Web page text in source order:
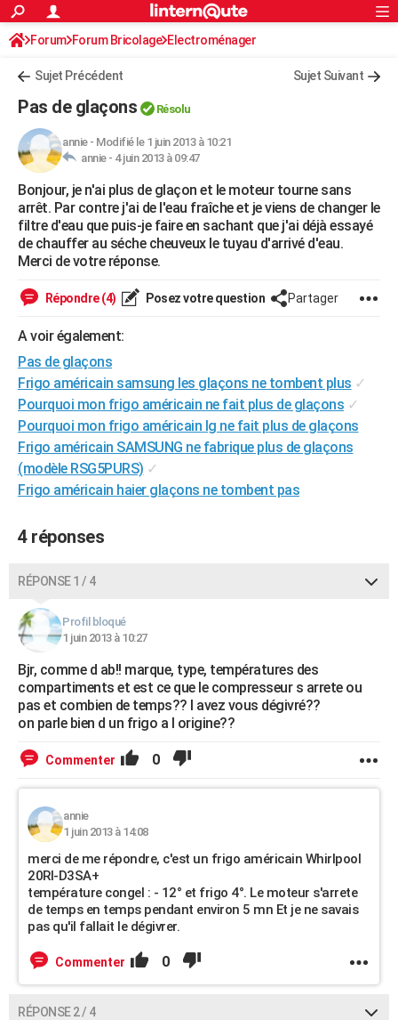
ACTUALITÉS
Politique
Société
Faits Divers
Education
Monde
Villes
+
FINANCE
Retraite
Impôts
Epargne
Immobilier
Risques naturels par ville
Banque
Assurance
Crédit
AUTO
Essais
Réserver un essai
Citadines
Berlines
SUV
Forum auto
+HIGH-TECH
Mobiles
Meilleur smartphone
Internet
Ordinateurs
Jeux vidéo
Guide high-tech
+BRICOLAGE
Forum
Aménagement intérieur
Extérieur
Cuisine
Salle de bains
Jardinage
Rangement
Guides de France
Escapades
Patrimoine
Expositions
Musées
Week-end nature
Art de vivre
Bien-être
Loisirs
Mode
Modes de vie
Alimentation
Guide de la santé
Maladies
Médicaments
Sommeil
VOYAGE
Destinations
City break
Voyage nature
Voyage de noces
PHOTO
GUIDES D'ACHAT
BONS PLANS
CARTE DE VOEUX
COPAINS D'AVANT
S'inscrire
Se connecter
Lycées
Collèges
Primaires
Universités
Entreprises
Service militaire
Avis de recherche
AVIS DE DÉCÈS
FORUM
S'inscrire
Connexion
Forum Forum Bricolage Electroménager
Sujet Précédent Sujet Suivant
Pas de glaçons Résolu
annie- Modifié le 1 juin 2013 à 10:21
annie - 4 juin 2013 à 09:47
Bonjour, je n'ai plus de glaçon et le moteur tourne sans
arrêt. Par contre j'ai de l'eau fraîche et je viens de changer le
filtre d'eau que puis-je faire en sachant que j'ai déjà essayé
de chauffer au séche cheuveux le tuyau d'arrivé d'eau.
Merci de votre réponse.
Répondre (4) Posez votre question Partager
A voir également:
Pas de glaçons
Frigo américain samsung les glaçons ne tombent plus ✓
Pourquoi mon frigo américain ne fait plus de glaçons ✓
Pourquoi mon frigo américain lg ne fait plus de glaçons
Frigo américain SAMSUNG ne fabrique plus de glaçons
(modèle RSG5PURS) ✓
Frigo américain haier glaçons ne tombent pas
4 réponses
RÉPONSE 1 / 4
Profil bloqué
1 juin 2013 à 10:27
Bjr, comme d ab!! marque, type, températures des
compartiments et est ce que le compresseur s arrete ou
pas et combien de temps?? l avez vous dégivré??
on parle bien d un frigo a l origine??
Commenter 0
annie
1 juin 2013 à 14:08
merci de me répondre, c'est un frigo américain Whirlpool
20RI-D3SA+
température congel : - 12° et frigo 4°. Le moteur s'arrete
de temps en temps pendant environ 5 mn Et je ne savais
pas qu'il fallait le dégivrer.
Commenter 0
RÉPONSE 2 / 4